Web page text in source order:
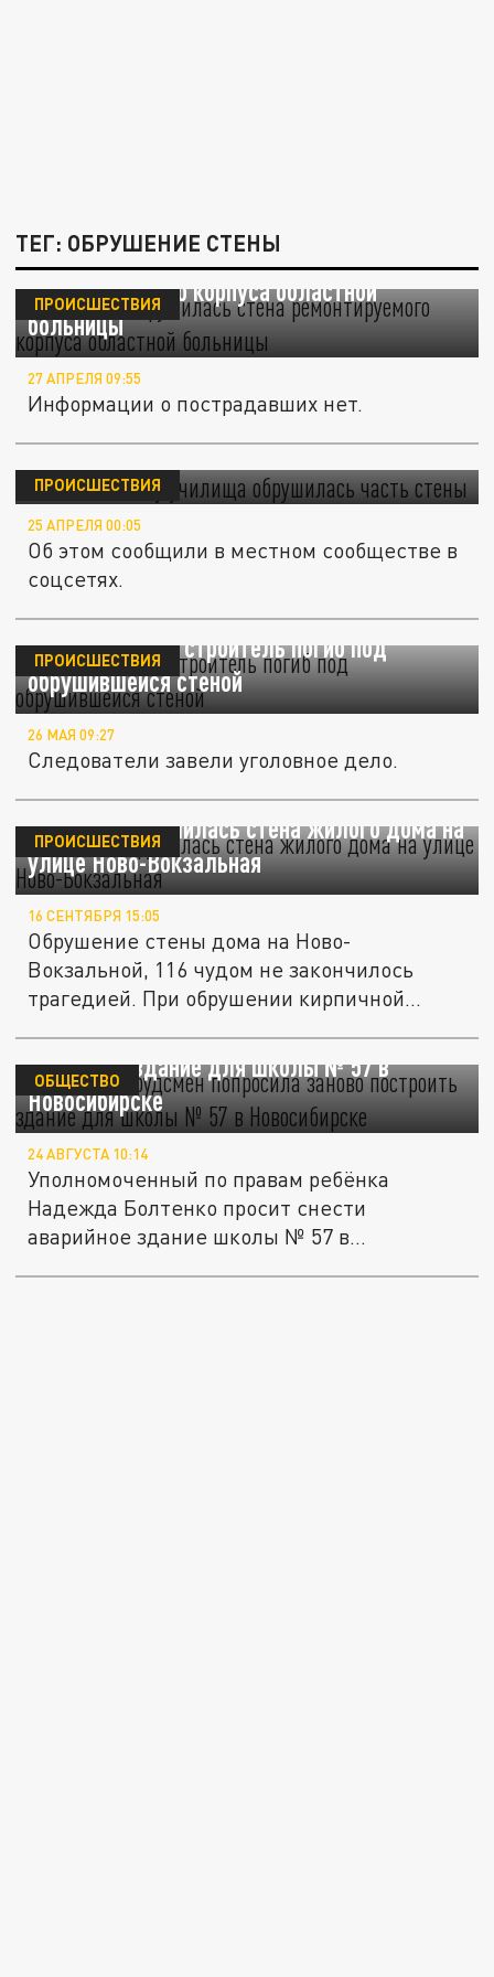
ТЕГ: ОБРУШЕНИЕ СТЕНЫ
В Коломне обрушилась стена
ремонтируемого корпуса областной
больницы
ПРОИСШЕСТВИЯ
27 АПРЕЛЯ 09:55
Информации о пострадавших нет.
В Забайкалье у училища обрушилась часть
стены
ПРОИСШЕСТВИЯ
25 АПРЕЛЯ 00:05
Об этом сообщили в местном сообществе в
соцсетях.
На юге Москвы строитель погиб под
обрушившейся стеной
ПРОИСШЕСТВИЯ
26 МАЯ 09:27
Следователи завели уголовное дело.
В Самаре обрушилась стена жилого дома на
улице Ново-Вокзальная
ПРОИСШЕСТВИЯ
16 СЕНТЯБРЯ 15:05
Обрушение стены дома на Ново-
Вокзальной, 116 чудом не закончилось
трагедией. При обрушении кирпичной
Детский омбудсмен попросила заново
построить здание для школы № 57 в
Новосибирске
ОБЩЕСТВО
24 АВГУСТА 10:14
Уполномоченный по правам ребёнка
Надежда Болтенко просит снести
аварийное здание школы № 57 в